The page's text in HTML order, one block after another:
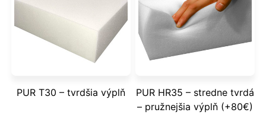
PUR T30 – tvrdšia výplň
PUR HR35 – stredne tvrdá
– pružnejšia výplň (+80€)